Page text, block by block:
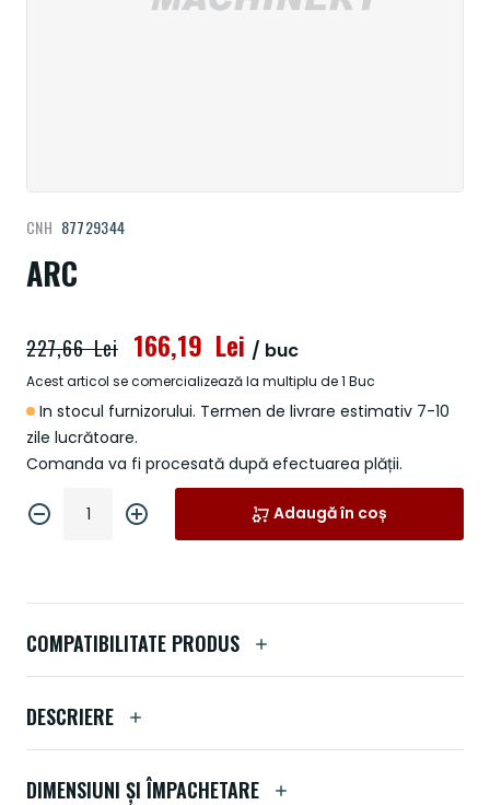
ARC
CNH 87729344
In stocul furnizorului. Termen de livrare estimativ 7-10
zile lucrătoare.
Comanda va fi procesată după efectuarea plății.
166,19 Lei
227,66 Lei / buc
Acest articol se comercializează la multiplu de 1 Buc
Adaugă în coș
la
începutul
galeriei
imagini
COMPATIBILITATE PRODUS
DESCRIERE
DIMENSIUNI ȘI ÎMPACHETARE